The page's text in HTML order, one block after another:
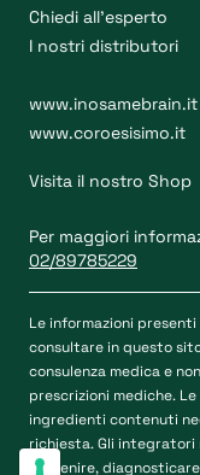
Chiedi all’esperto
I nostri distributori
www.inosamebrain.it
www.coroesisimo.it
Visita il nostro Shop
Per maggiori
02/89785229
Le informazioni
consultare in questo
consulenza medica e
prescrizioni mediche.
ingredienti contenuti
richiesta. Gli integratori
prevenire,